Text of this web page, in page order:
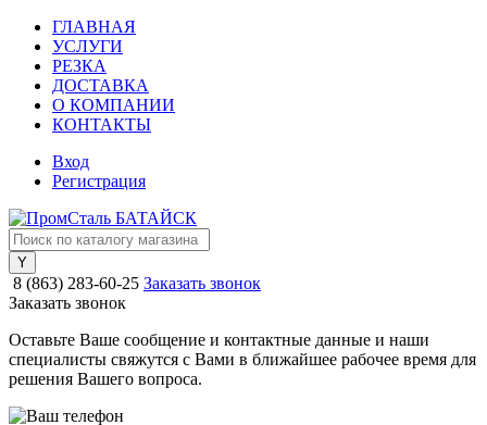
ГЛАВНАЯ
УСЛУГИ
РЕЗКА
ДОСТАВКА
О КОМПАНИИ
КОНТАКТЫ
Вход
Регистрация
8 (863) 283-60-25 Заказать звонок
Заказать звонок
Оставьте Ваше сообщение и контактные данные и наши
специалисты свяжутся с Вами в ближайшее рабочее время для
решения Вашего вопроса.